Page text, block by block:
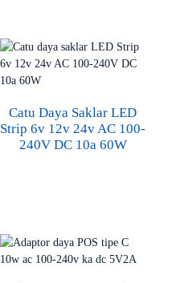
Catu Daya Saklar LED
Strip 6v 12v 24v AC 100-
240V DC 10a 60W